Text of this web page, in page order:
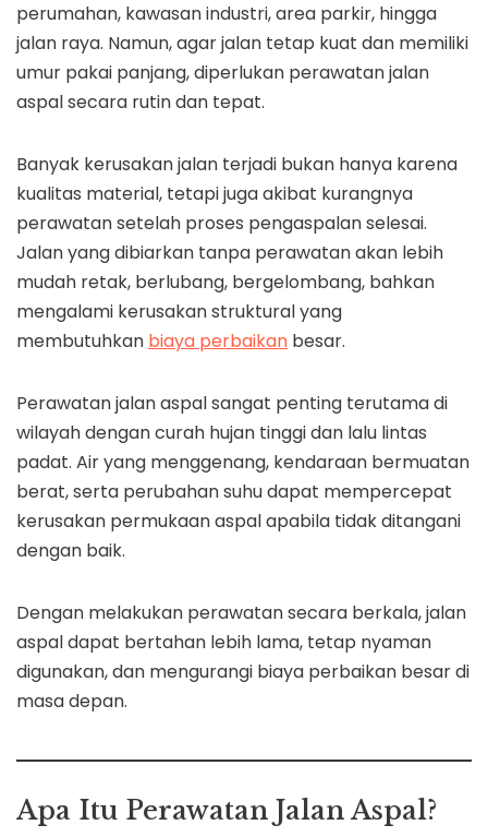
perumahan, kawasan industri, area parkir, hingga
jalan raya. Namun, agar jalan tetap kuat dan memiliki
umur pakai panjang, diperlukan perawatan jalan
aspal secara rutin dan tepat.
Banyak kerusakan jalan terjadi bukan hanya karena
kualitas material, tetapi juga akibat kurangnya
perawatan setelah proses pengaspalan selesai.
Jalan yang dibiarkan tanpa perawatan akan lebih
mudah retak, berlubang, bergelombang, bahkan
mengalami kerusakan struktural yang
membutuhkan biaya perbaikan besar.
Perawatan jalan aspal sangat penting terutama di
wilayah dengan curah hujan tinggi dan lalu lintas
padat. Air yang menggenang, kendaraan bermuatan
berat, serta perubahan suhu dapat mempercepat
kerusakan permukaan aspal apabila tidak ditangani
dengan baik.
Dengan melakukan perawatan secara berkala, jalan
aspal dapat bertahan lebih lama, tetap nyaman
digunakan, dan mengurangi biaya perbaikan besar di
masa depan.
Apa Itu Perawatan Jalan Aspal?